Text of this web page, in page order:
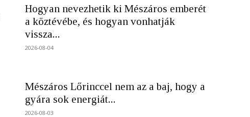
Hogyan nevezhetik ki Mészáros emberét
a köztévébe, és hogyan vonhatják
vissza...
2026-08-04
Mészáros Lőrinccel nem az a baj, hogy a
gyára sok energiát...
2026-08-03